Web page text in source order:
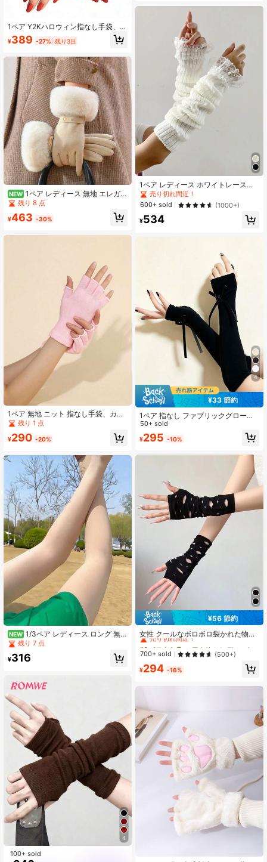
1ペア Y2Kハロウィン指なし手袋、ダ
メージ加工パンクスタイル手袋、女
性ストリートファッション、ジャズ
レ、アニメスタイリングに適してい
ます
¥389 -27% 残り3日
NEW 1ペア レディース 無地 エレガン
ト タッセル ポリエステル手袋、スト
リートカジュアルスタイル、旅行、
休日、ディナーデート、スポーツシ
残り 8 点
¥463 -30%
1ペア 無地 ニット 指なし手袋、カジ
ュアル 冬用 暖かい ハーフフィンガ
ー グローブ 学生、恋人用
残り 1 点
¥290 -20%
NEW 1/3ペア レディース ロング 無地
スキントーン 指なし 日焼け防止 リ
ストウォーマー、ユニセックス 通気
性 スポーツアームスリーブ 親指穴付
ング、旅行に適しています
残り 7 点
¥316
4
100+ sold
高リピート率
売り切れ間近！
1ペア レディース ホワイトレースト
リム アームスリーブ、スウィートで
キュートなバレエスタイルアームウ
ォーマー、ニットホワイトグロー
ブ、ロリータプリンセススタイル、
デートや日常着に適しています
売り切れ間近！
600+ sold
(1000+)
¥534
4
¥33 節約
1ペア 指なし ファブリックグロー
ブ、フェスティバル、パーティー
50+ sold
¥295 -10%
¥56 節約
女性 クールなボロボロ裂かれた物乞
い風アームスリーブ1組、ゴシック
セクシーな指なし手袋、レイヴパー
ティー、ハロウィン、ヒョナスタイ
ル、日常ウェア用
#6 ベストセラー
アクリル レディースグローブ
売り切れ間近！
#6 ベストセラー
売り切れ間近！
#6 ベストセラー
売り切れ間近！
#6 ベストセラー
売り切れ間近！
700+ sold (500+)
¥294 -16%